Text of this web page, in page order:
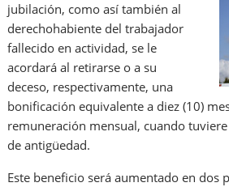
jubilación, como así también al
derechohabiente del trabajador
fallecido en actividad, se le
acordará al retirarse o a su
deceso, respectivamente, una
bonificación equivalente a diez (10)
remuneración mensual, cuando
de antigüedad.
Este beneficio será aumentado en dos